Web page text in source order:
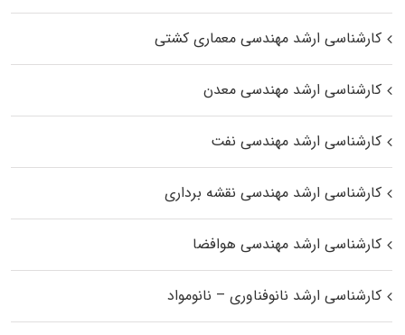
کارشناسی ارشد مهندسی معماری کشتی
کارشناسی ارشد مهندسی معدن
کارشناسی ارشد مهندسی نفت
کارشناسی ارشد مهندسی نقشه برداری
کارشناسی ارشد مهندسی هوافضا
کارشناسی ارشد نانوفناوری – نانومواد